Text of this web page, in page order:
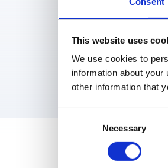
This website uses
We use cookies to
information about
other information that
Necessary